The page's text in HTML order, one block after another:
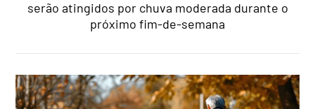
serão atingidos por chuva moderada durante o
próximo fim-de-semana